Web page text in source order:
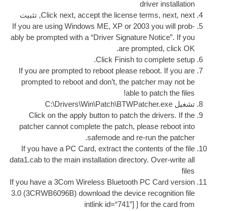
Click next ,accept the license terms
, تثبيت
If you are using Win­dows ME
XP or 2003
ably be promp­ted with a “Driver Sig­na­ture
are
.
Click Fin­ish to
.
If you are promp­ted to reboot please reboot
promp­ted to reboot and don’t,the patch­er
able to
!
Click on the apply but­ton to patch the
patch­er can­not com­plete the patch
safe­mode and re-run
.
If you have a PC Card, extract the
data1.cab to the main install­a­tion dir­ect­ory
If you have a 3Com Wire­less Bluetooth PC
3.0 (3CRWB6096B)down­load the device
int­link id=“741”